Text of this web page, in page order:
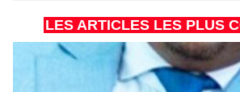
LES ARTICLES LES PLUS